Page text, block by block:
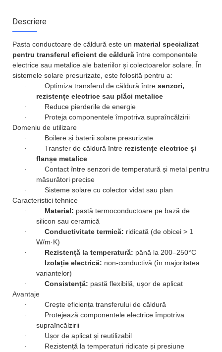
Descriere
Pasta conductoare de căldură este un material specializat
pentru transferul eficient de căldură între componentele
electrice sau metalice ale bateriilor și colectoarelor solare. În
sistemele solare presurizate, este folosită pentru a:
· Optimiza transferul de căldură între senzori,
rezistențe electrice sau plăci metalice
· Reduce pierderile de energie
·
Proteja componentele împotriva supraîncălzirii
Domeniu de utilizare
· Boilere și baterii solare presurizate
· Transfer de căldură între rezistențe electrice și
flanșe metalice
·
Contact între senzori de temperatură și metal pentru
măsurători precise
·
Sisteme solare cu colector vidat sau plan
Caracteristici tehnice
· Material: pastă termoconductoare pe bază de
silicon sau ceramică
· Conductivitate termică: ridicată (de obicei > 1
W/m·K)
· Rezistență la temperatură: până la 200–250°C
· Izolație electrică: non-conductivă (în majoritatea
variantelor)
· Consistență: pastă flexibilă, ușor de aplicat
Avantaje
· Crește eficiența transferului de căldură
·
Protejează componentele electrice împotriva
supraîncălzirii
· Ușor de aplicat și reutilizabil
· Rezistență la temperaturi ridicate și presiune